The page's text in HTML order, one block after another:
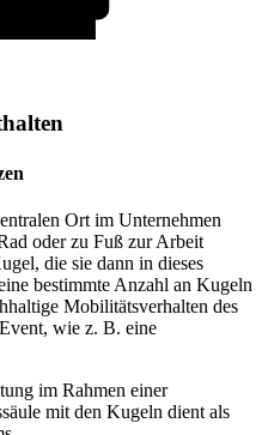
Ort im Unternehmen
oder zu Fuß zur Arbeit
die sie dann in dieses
bestimmte Anzahl an Kugeln
Mobilitätsverhalten des
wie z. B. eine
im Rahmen einer
mit den Kugeln dient als